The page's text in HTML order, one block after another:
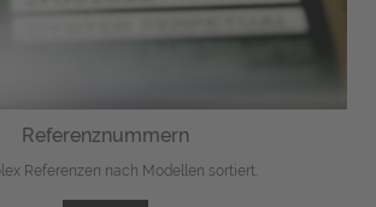
Referenznummern
Referenzen nach Modellen sortiert.